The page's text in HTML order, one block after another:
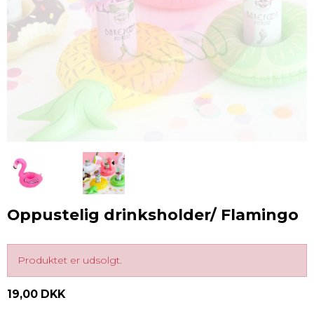
Oppustelig drinksholder/ Flamingo
Produktet er udsolgt.
19,00 DKK